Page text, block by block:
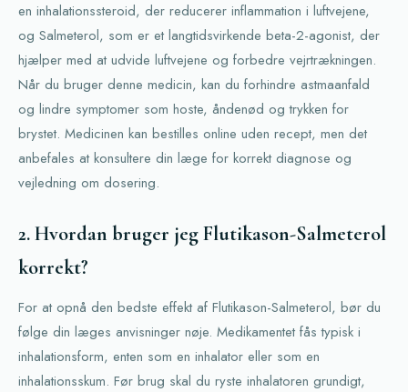
en inhalationssteroid, der reducerer inflammation i luftvejene,
og Salmeterol, som er et langtidsvirkende beta-2-agonist, der
hjælper med at udvide luftvejene og forbedre vejrtrækningen.
Når du bruger denne medicin, kan du forhindre astmaanfald
og lindre symptomer som hoste, åndenød og trykken for
brystet. Medicinen kan bestilles online uden recept, men det
anbefales at konsultere din læge for korrekt diagnose og
vejledning om dosering.
2. Hvordan bruger jeg Flutikason-Salmeterol
korrekt?
For at opnå den bedste effekt af Flutikason-Salmeterol, bør du
følge din læges anvisninger nøje. Medikamentet fås typisk i
inhalationsform, enten som en inhalator eller som en
inhalationsskum. Før brug skal du ryste inhalatoren grundigt,